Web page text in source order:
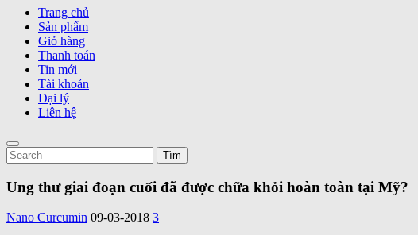
Trang chủ
Sản phẩm
Giỏ hàng
Thanh toán
Tin mới
Tài khoản
Đại lý
Liên hệ
Ung thư giai đoạn cuối đã được chữa khỏi hoàn toàn tại Mỹ?
Nano Curcumin 09-03-2018 3